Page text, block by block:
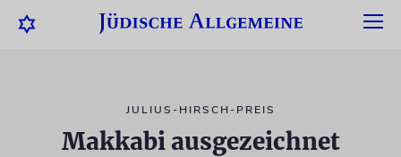
JULIUS-HIRSCH-PREIS
Makkabi ausgezeichnet